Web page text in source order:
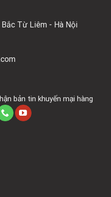
Từ Liêm - Hà Nội
bản tin khuyến mại hàng